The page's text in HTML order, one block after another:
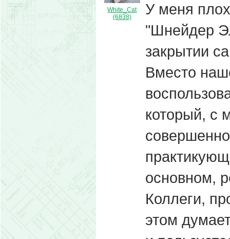
White_Cat
(6838)
У меня
"Шнейдер
закрытии
Вместо
который, с
основном,
Коллеги,
этом